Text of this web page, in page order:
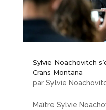
Sylvie Noachovitch
Crans Montana
par Sylvie
Maître Sylvie